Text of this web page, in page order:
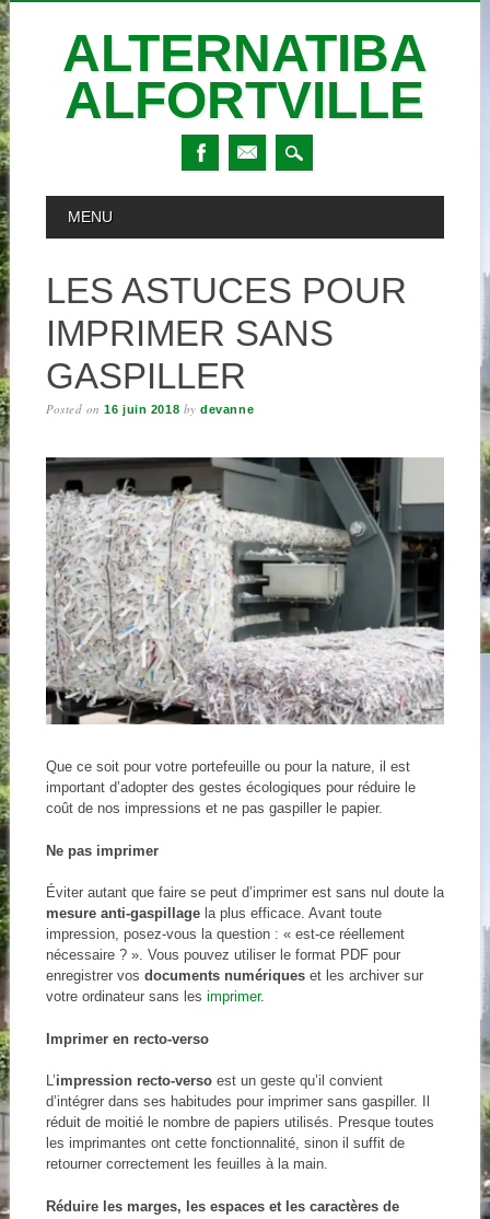
ALTERNATIBA
ALFORTVILLE
MAIN MENU
MENU
LES ASTUCES POUR
IMPRIMER SANS
GASPILLER
Posted on16 juin 2018 bydevanne
Que ce soit pour votre portefeuille ou pour la nature, il est
important d’adopter des gestes écologiques pour réduire le
coût de nos impressions et ne pas gaspiller le papier.
Ne pas imprimer
Éviter autant que faire se peut d’imprimer est sans nul doute la
mesure anti-gaspillagela plus efficace. Avant toute
impression, posez-vous la question : « est-ce réellement
nécessaire ? ». Vous pouvez utiliser le format PDF pour
enregistrer vos documents numériqueset les archiver sur
votre ordinateur sans les imprimer.
Imprimer en recto-verso
L’impression recto-versoest un geste qu’il convient
d’intégrer dans ses habitudes pour imprimer sans gaspiller. Il
réduit de moitié le nombre de papiers utilisés. Presque toutes
les imprimantes ont cette fonctionnalité, sinon il suffit de
retourner correctement les feuilles à la main.
Réduire les marges, les espaces et les caractères de